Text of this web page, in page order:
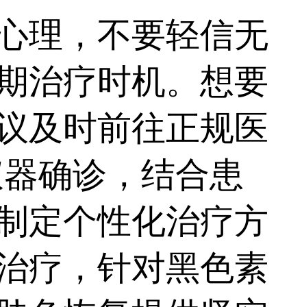
，不要轻信无
治疗时机。想要
及时前往正规医
确诊，结合患
定个性化治疗方
疗，针对黑色素